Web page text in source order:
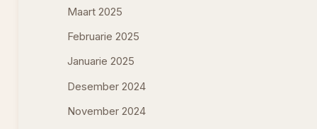
Maart 2025
Februarie 2025
Januarie 2025
Desember 2024
November 2024